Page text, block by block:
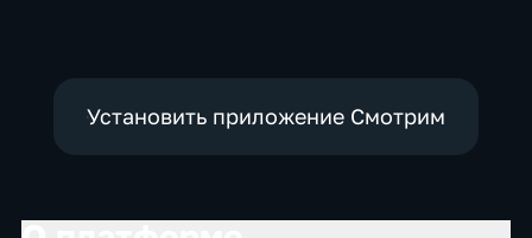
Установить приложение Смотрим